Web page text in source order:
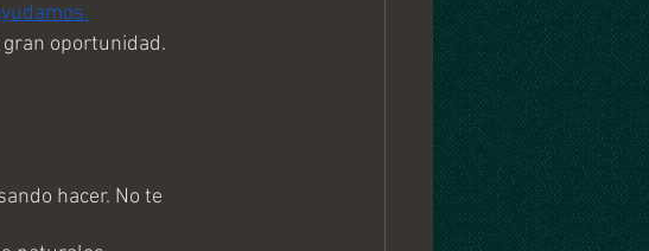
gran oportunidad.
hacer. No te